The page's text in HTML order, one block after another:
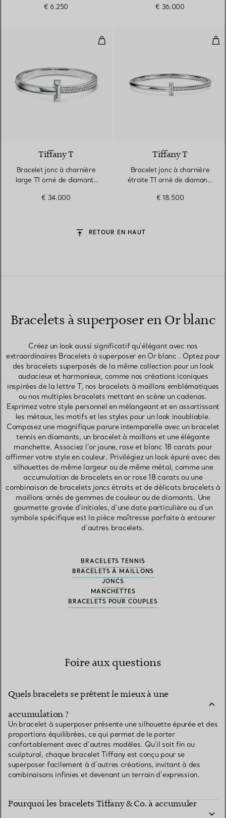
€ 6.250
€ 36.000
Bracelet jonc à charnière large
Tiffany T
Bracelet jonc à charnière
large T1 orné de diamants
€ 34.000
Tiffany T
Bracelet jonc à charnière
étroite T1 orné de diamants
€ 18.500
RETOUR EN HAUT
Bracelets à superposer en Or blanc
Créez un look aussi significatif qu’élégant avec nos
extraordinaires Bracelets à superposer en Or blanc . Optez pour
des bracelets superposés de la même collection pour un look
audacieux et harmonieux, comme nos créations iconiques
inspirées de la lettre T, nos bracelets à maillons emblématiques
ou nos multiples bracelets mettant en scène un cadenas.
Exprimez votre style personnel en mélangeant et en assortissant
les métaux, les motifs et les styles pour un look inoubliable.
Composez une magnifique parure intemporelle avec un bracelet
tennis en diamants, un bracelet à maillons et une élégante
manchette. Associez l’or jaune, rose et blanc 18 carats pour
affirmer votre style en couleur. Privilégiez un look épuré avec des
silhouettes de même largeur ou de même métal, comme une
accumulation de bracelets en or rose 18 carats ou une
combinaison de bracelets joncs étroits et de délicats bracelets à
maillons ornés de gemmes de couleur ou de diamants. Une
gourmette gravée d’initiales, d’une date particulière ou d’un
symbole spécifique est la pièce maîtresse parfaite à entourer
d’autres bracelets.
BRACELETS TENNIS
BRACELETS À MAILLONS
JONCS
MANCHETTES
BRACELETS POUR COUPLES
Foire aux questions
Quels bracelets se prêtent le mieux à une
accumulation ?
Un bracelet à superposer présente une silhouette épurée et des
proportions équilibrées, ce qui permet de le porter
confortablement avec d’autres modèles. Qu’il soit fin ou
sculptural, chaque bracelet Tiffany est conçu pour se
superposer facilement à d’autres créations, invitant à des
combinaisons infinies et devenant un terrain d’expression.
Pourquoi les bracelets Tiffany & Co. à accumuler